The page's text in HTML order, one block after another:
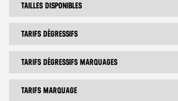
TAILLES DISPONIBLES
TARIFS DÉGRESSIFS
TARIFS DÉGRESSIFS MARQUAGES
TARIFS MARQUAGE